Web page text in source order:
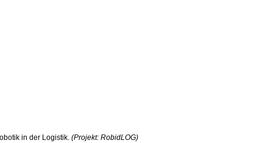
in der Logistik.(Projekt: RobidLOG)